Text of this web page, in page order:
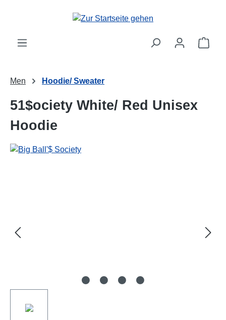
Men Hoodie/ Sweater
51$ociety White/ Red Unisex
Hoodie